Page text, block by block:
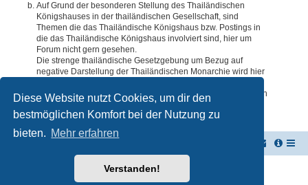
Diese Website nutzt Cookies, um dir den
bestmöglichen Komfort bei der Nutzung zu
bieten. Mehr erfahren
Verstanden!
Auf Grund der besonderen Stellung des Thailändischen
Königshauses in der thailändischen Gesellschaft, sind
Themen die das Thailändische Königshaus bzw. Postings in
die das Thailändische Königshaus involviert sind, hier um
Forum nicht gern gesehen.
Die strenge thailändische Gesetzgebung um Bezug auf
negative Darstellung der Thailändischen Monarchie wird hier
deren Inhalte diesbezüglich auch nur ansatzweise bedenklich
erscheinen, kommentarlos entfernt. #
Powered byphpBB® Forum Software © phpBB Limited
Deutsche Übersetzung durchphpBB.de